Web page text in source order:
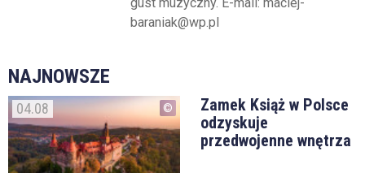
baraniak@wp.pl
NAJNOWSZE
04.08
Zamek Książ w Polsce
odzyskuje
przedwojenne wnętrza